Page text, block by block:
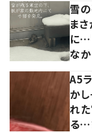
雪
ま
に…
な
A5
かし
れ
る…